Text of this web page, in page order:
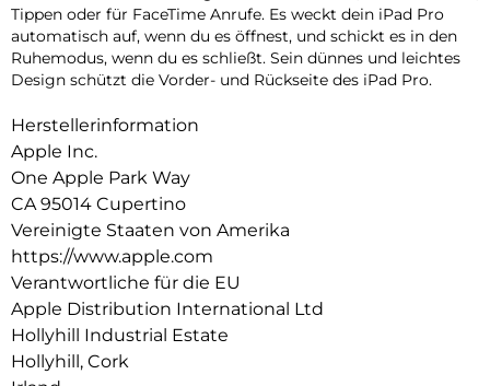
Tippen oder für FaceTime Anrufe. Es weckt dein iPad Pro
automatisch auf, wenn du es öffnest, und schickt es in den
Ruhemodus, wenn du es schließt. Sein dünnes und leichtes
Design schützt die Vorder- und Rückseite des iPad Pro.
Herstellerinformation
Apple Inc.
One Apple Park Way
CA 95014 Cupertino
Vereinigte Staaten von Amerika
https://www.apple.com
Verantwortliche für die EU
Apple Distribution International Ltd
Hollyhill Industrial Estate
Hollyhill, Cork